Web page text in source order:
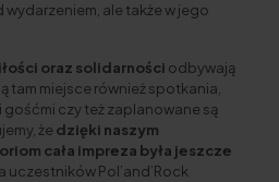
ale także w jego
oraz solidarności odbywają
tam miejsce również spotkania,
czy też zaplanowane są
że dzięki naszym
cała impreza była jeszcze
uczestników Pol’and’Rock